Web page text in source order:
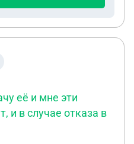
её и мне эти
и в случае отказа в